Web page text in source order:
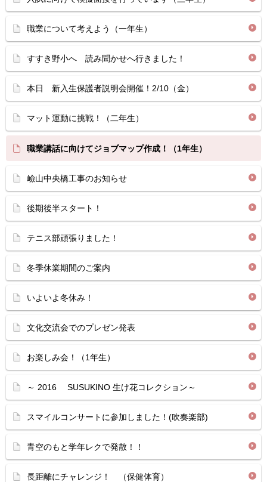
職業について考えよう（一年生）
すすき野小へ 読み聞かせへ行きました！
本日 新入生保護者説明会開催！2/10（金）
マット運動に挑戦！（二年生）
職業講話に向けてジョブマップ作成！（1年生）
嶮山中央橋工事のお知らせ
後期後半スタート！
テニス部頑張りました！
冬季休業期間のご案内
いよいよ冬休み！
文化交流会でのプレゼン発表
お楽しみ会！（1年生）
～ 2016 SUSUKINO 生け花コレクション～
スマイルコンサートに参加しました！(吹奏楽部)
青空のもと学年レクで発散！！
長距離にチャレンジ！ （保健体育）